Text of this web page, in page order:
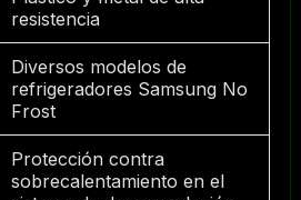
resistencia
Diversos modelos de
refrigeradores Samsung No
Frost
Protección contra
sobrecalentamiento en el